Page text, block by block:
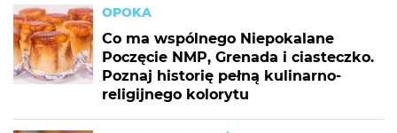
OPOKA
Co ma wspólnego Niepokalane
Poczęcie NMP, Grenada i ciasteczko.
Poznaj historię pełną kulinarno-
religijnego kolorytu